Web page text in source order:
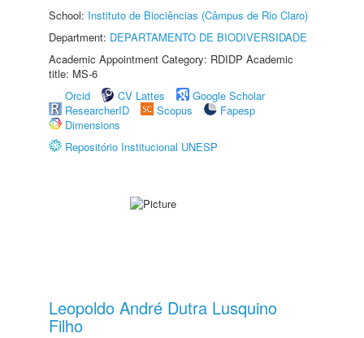
School: Instituto de Biociências (Câmpus de Rio Claro)
Department: DEPARTAMENTO DE BIODIVERSIDADE
Academic Appointment Category: RDIDP Academic
title: MS-6
Orcid
CV Lattes
Google Scholar
ResearcherID
Scopus
Fapesp
Dimensions
Repositório Institucional UNESP
Leopoldo André Dutra Lusquino
Filho